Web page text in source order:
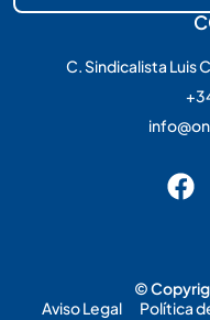
C. Sindicalista Luis
©
Aviso Legal
Política